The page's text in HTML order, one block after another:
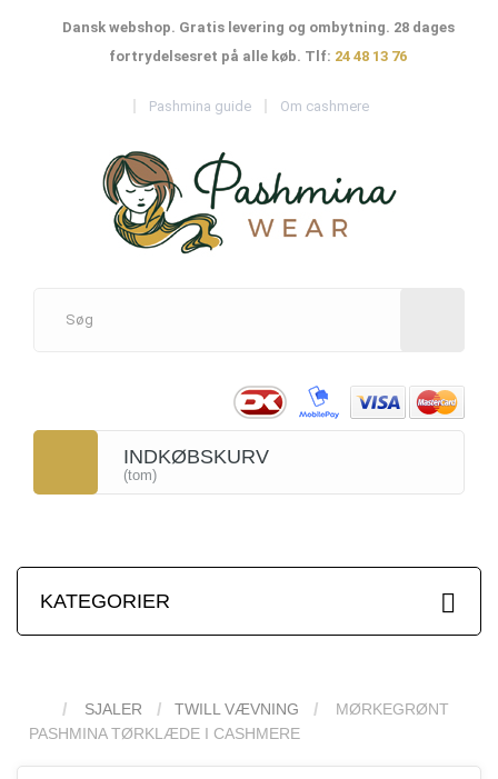
Dansk webshop. Gratis levering og ombytning. 28 dages
fortrydelsesret på alle køb. Tlf: 24 48 13 76
Pashmina guide Om cashmere
INDKØBSKURV
(tom)
KATEGORIER
SJALER TWILL VÆVNING
MØRKEGRØNT
PASHMINA TØRKLÆDE I CASHMERE